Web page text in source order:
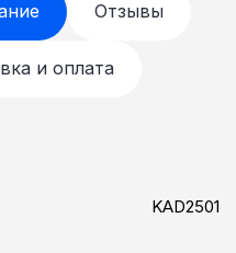
Отзывы
и оплата
KAD2501